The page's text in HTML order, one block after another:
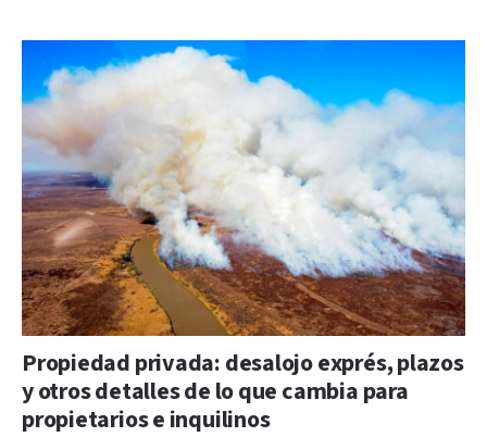
Propiedad privada: desalojo exprés, plazos
y otros detalles de lo que cambia para
propietarios e inquilinos